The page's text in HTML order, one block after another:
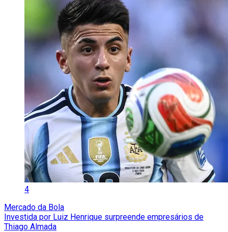
4
Mercado da Bola
Investida por Luiz Henrique surpreende empresários de
Thiago Almada